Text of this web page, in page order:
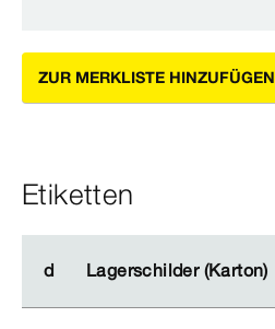
ZUR MERKLISTE HINZUFÜGEN
Etiketten
d Lagerschilder (Karton)
d Lagerschilder (Karton)